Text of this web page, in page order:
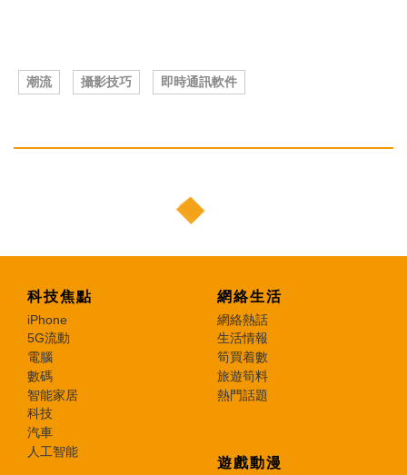
潮流 攝影技巧 即時通訊軟件
科技焦點
iPhone
5G流動
電腦
數碼
智能家居
科技
汽車
人工智能
網絡生活
網絡熱話
生活情報
筍買着數
旅遊筍料
熱門話題
遊戲動漫